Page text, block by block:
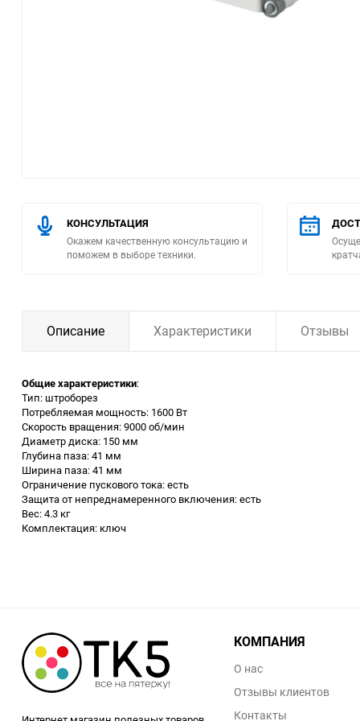
Климатическая техника
Измерительное
оборудование
Заточные станки (точила)
Дровоколы
Грузоподъемное
оборудование
Гидроаккумуляторы и
Бетономешалки
КОНСУЛЬТАЦИЯ
Окажем качественную консультацию и
поможем в выборе техники.
Описание Характеристики Отзывы
Общие характеристики:
Тип: штроборез
Потребляемая мощность: 1600 Вт
Скорость вращения: 9000 об/мин
Диаметр диска: 150 мм
Глубина паза: 41 мм
Ширина паза: 41 мм
Ограничение пускового тока: есть
Защита от непреднамеренного включения: есть
Вес: 4.3 кг
Комплектация: ключ
КОМПАНИЯ
О нас
Отзывы клиентов
Контакты